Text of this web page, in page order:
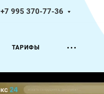
+7 995 370-77-36
ТАРИФЫ